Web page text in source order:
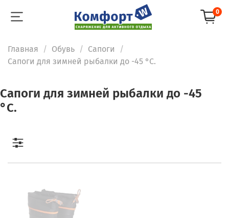
0
Главная Обувь
Сапоги
Сапоги для зимней рыбалки до -45 °C.
Сапоги для зимней рыбалки до -45
°C.